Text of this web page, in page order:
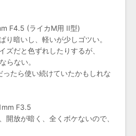
F4.5 (ライカM用 II型)
り暗いし、軽いが少しゴツい。
ズだと色ずれしたりするが、
らない。
たら使い続けていたかもしれな
F3.5
開放が暗く、全くボケないので、